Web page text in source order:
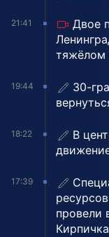
21:41
Двое
тяжёлом
19:44
30-
18:22
В
17:39
провели
Кирпичка